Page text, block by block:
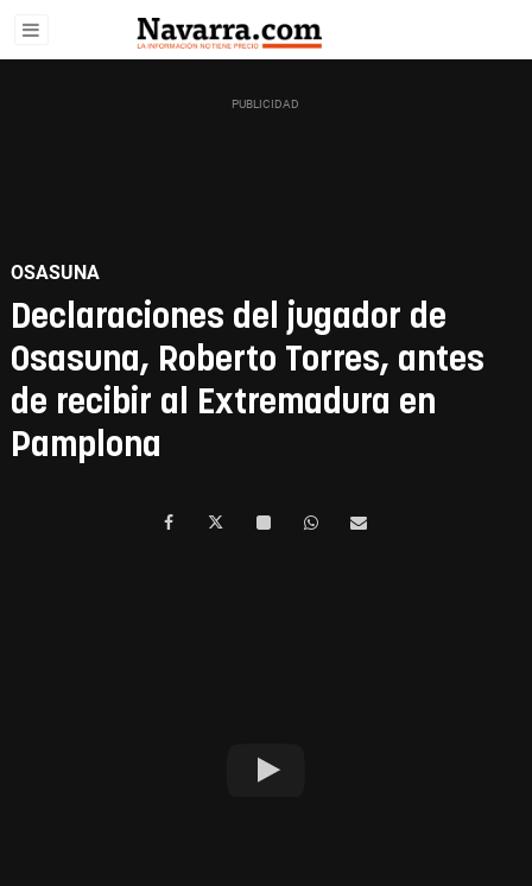
OSASUNA
Declaraciones del jugador de
Osasuna, Roberto Torres, antes
de recibir al Extremadura en
Pamplona